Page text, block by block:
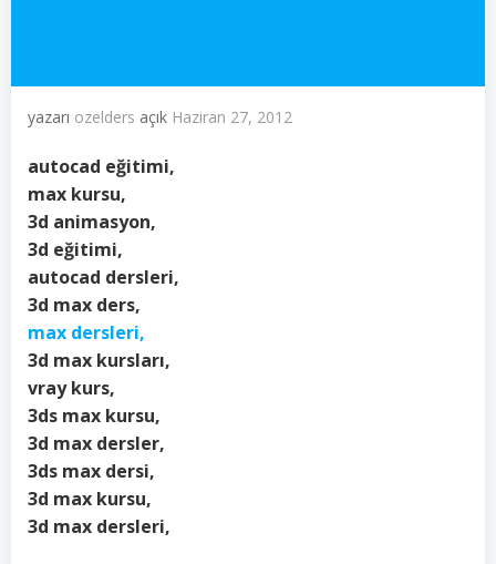
yazarı ozelders açık Haziran 27, 2012
autocad eğitimi,
max kursu,
3d animasyon,
3d eğitimi,
autocad dersleri,
3d max ders,
max dersleri,
3d max kursları,
vray kurs,
3ds max kursu,
3d max dersler,
3ds max dersi,
3d max kursu,
3d max dersleri,